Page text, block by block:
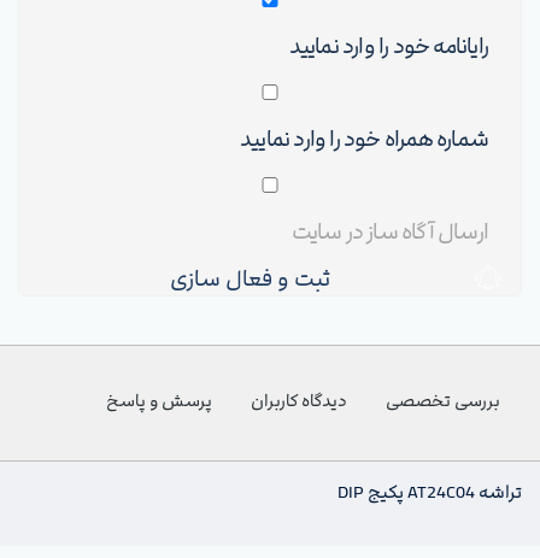
ثبت و فعال سازی
بررسی تخصصی دیدگاه کاربران پرسش و پاسخ
تراشه AT24C04 پکیج DIP